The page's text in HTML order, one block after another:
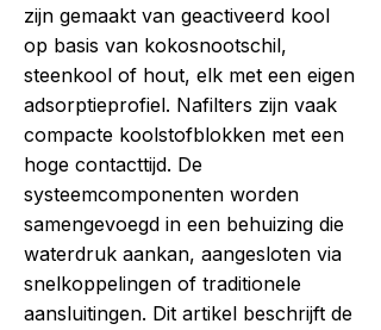
zijn gemaakt van geactiveerd kool
op basis van kokosnootschil,
steenkool of hout, elk met een eigen
adsorptieprofiel. Nafilters zijn vaak
compacte koolstofblokken met een
hoge contacttijd. De
systeemcomponenten worden
samengevoegd in een behuizing die
waterdruk aankan, aangesloten via
snelkoppelingen of traditionele
aansluitingen. Dit artikel beschrijft de